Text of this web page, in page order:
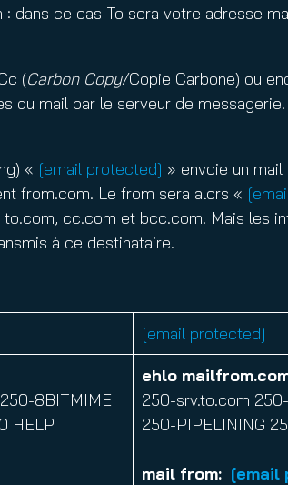
ce cas To sera votre adresse
(Carbon Copy/Copie Carbone) ou
mail par le serveur de
« [email protected] » envoie un
from.com. Le from sera alors «
cc.com et bcc.com. Mais les
à ce destinataire.
[email protected]
8BITMIME
HELP
ehlo
250-srv.to.com
250-PIPELINING
mail from: [email